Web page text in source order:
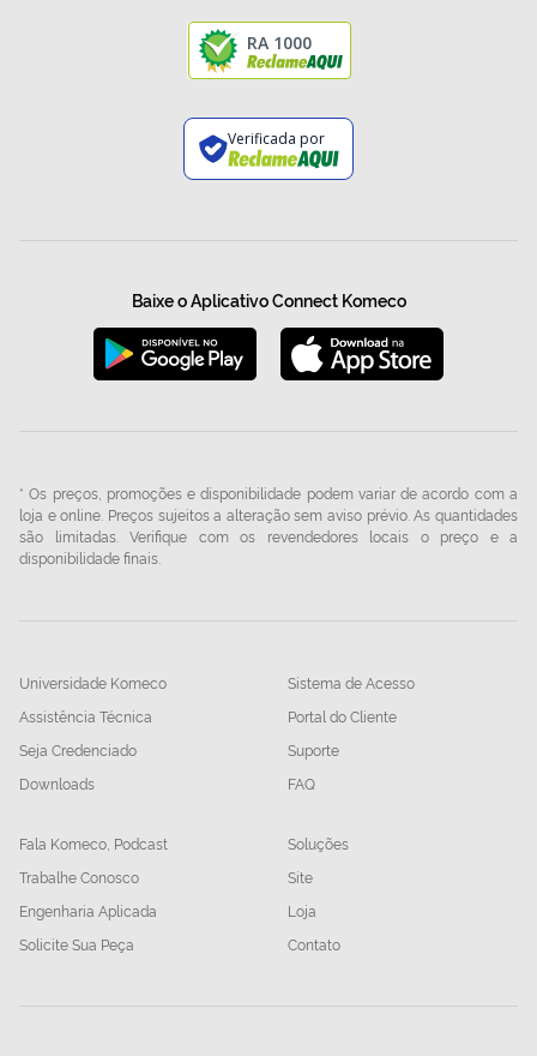
RA 1000
Verificada por
Baixe o Aplicativo Connect Komeco
* Os preços, promoções e disponibilidade podem variar de acordo com a
loja e online. Preços sujeitos a alteração sem aviso prévio. As quantidades
são limitadas. Verifique com os revendedores locais o preço e a
disponibilidade finais.
Universidade Komeco
Assistência Técnica
Seja Credenciado
Downloads
Sistema de Acesso
Portal do Cliente
Suporte
FAQ
Fala Komeco, Podcast
Trabalhe Conosco
Engenharia Aplicada
Solicite Sua Peça
Soluções
Site
Loja
Contato